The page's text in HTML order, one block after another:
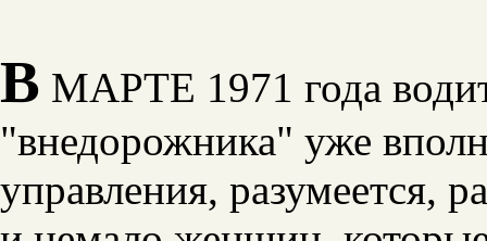
В МАРТЕ 1971 года
"внедорожника" уже
управления, разумеется,